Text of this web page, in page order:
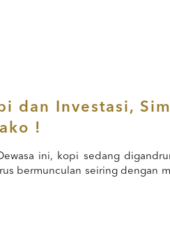
dan Investasi,
!
ini, kopi sedang
bermunculan seiring dengan